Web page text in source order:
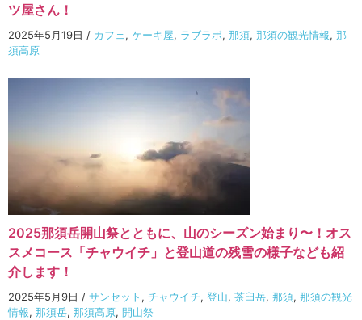
ツ屋さん！
2025年5月19日 / カフェ, ケーキ屋, ラブラボ, 那須, 那須の観光情報, 那
須高原
2025那須岳開山祭とともに、山のシーズン始まり〜！オス
スメコース「チャウイチ」と登山道の残雪の様子なども紹
介します！
2025年5月9日 / サンセット , チャウイチ, 登山, 茶臼岳, 那須, 那須の観光
情報, 那須岳, 那須高原, 開山祭